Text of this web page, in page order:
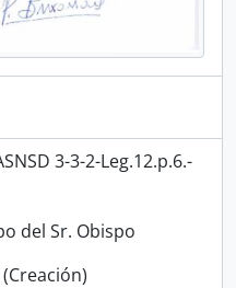
3-3-2-Leg.12.p.6.-
del Sr. Obispo